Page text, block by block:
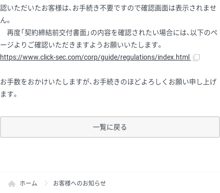
認いただいたお客様は、お手続き不要ですので確認画面は表示されませ
ん。
再度「契約締結前交付書面」の内容を確認されたい場合には、以下のペ
ージよりご確認いただきますようお願いいたします。
https://www.click-sec.com/corp/guide/regulations/index.html
お手数をおかけいたしますが、お手続きのほどよろしくお願い申し上げ
ます。
一覧に戻る
ホーム お客様へのお知らせ